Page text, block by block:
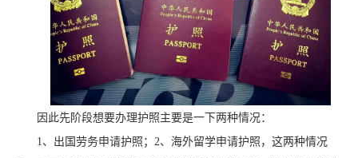
因此先阶段想要办理护照主要是一下两种情况：
1、出国劳务申请护照； 2、海外留学申请护照，这两种情况